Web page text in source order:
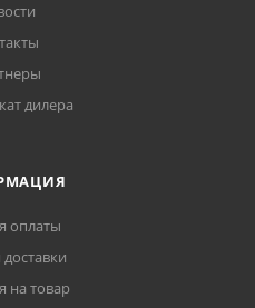
дилера
оплаты
на товар